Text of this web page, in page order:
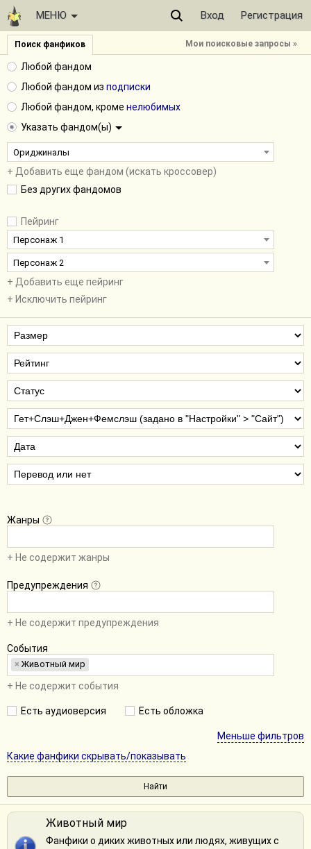
МЕНЮ Вход Регистрация
Поиск фанфиков Мои поисковые запросы »
Любой фандом
Любой фандом из подписки
Любой фандом, кроме нелюбимых
Указать фандом(ы)
Ориджиналы
+ Добавить еще фандом (искать кроссовер)
Без других фандомов
Пейринг
Персонаж 1
Персонаж 2
+ Добавить еще пейринг
+ Исключить пейринг
Жанры
+ Не содержит жанры
Предупреждения
+ Не содержит предупреждения
События
× Животный мир
+ Не содержит события
Есть аудиоверсия Есть обложка
Меньше фильтров
Какие фанфики скрывать/показывать
Животный мир
Фанфики о диких животных или людях, живущих с